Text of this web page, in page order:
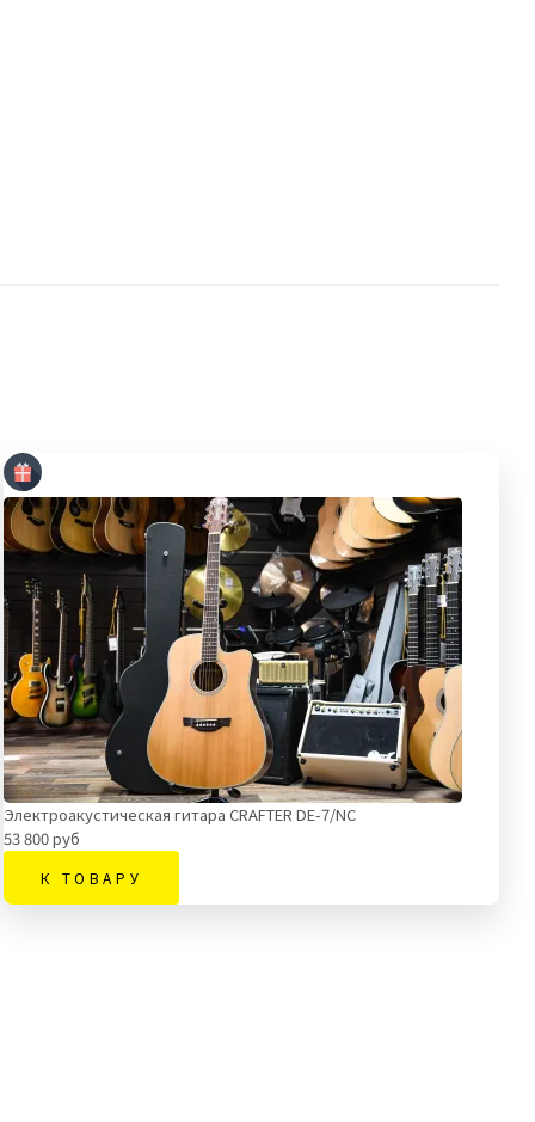
Электроакустическая гитара CRAFTER DE-7/NС
53 800 руб
К ТОВАРУ